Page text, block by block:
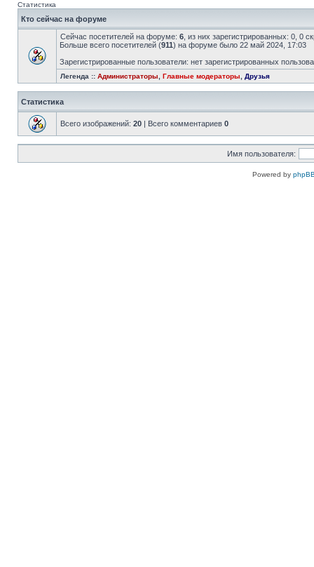
Статистика
Кто сейчас на форуме
Сейчас посетителей на форуме: 6 , из них зарегистрированных: 0, 0
Больше всего посетителей (911) на форуме было 22 май 2024, 17:03
Зарегистрированные пользователи: нет зарегистрированных
Легенда :: Администраторы Главные модераторы Друзья
Статистика
Всего изображений: 20 | Всего комментариев 0
Имя пользователя:
Powered by